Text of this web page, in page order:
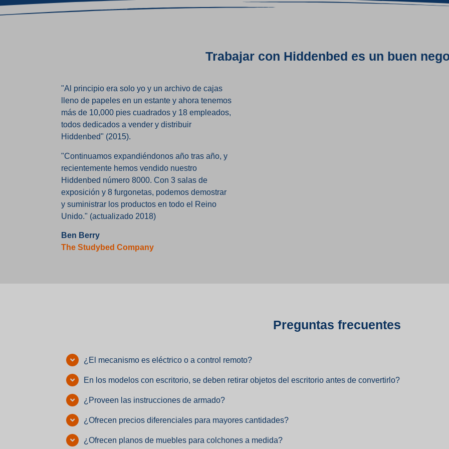
Trabajar con Hiddenbed es un buen
"Al principio era solo yo y un archivo de cajas
lleno de papeles en un estante y ahora tenemos
más de 10,000 pies cuadrados y 18 empleados,
todos dedicados a vender y distribuir
Hiddenbed" (2015).
"Continuamos expandiéndonos año tras año, y
recientemente hemos vendido nuestro
Hiddenbed número 8000. Con 3 salas de
exposición y 8 furgonetas, podemos demostrar
y suministrar los productos en todo el Reino
Unido." (actualizado 2018)
Ben Berry
The Studybed Company
Preguntas frecuentes
¿El mecanismo es eléctrico o a control remoto?
En los modelos con escritorio, se deben retirar objetos del escritorio antes de convertirlo?
¿Proveen las instrucciones de armado?
¿Ofrecen precios diferenciales para mayores cantidades?
¿Ofrecen planos de muebles para colchones a medida?